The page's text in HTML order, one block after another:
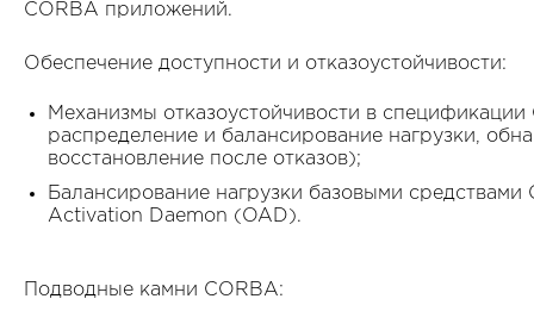
CORBA приложений.
Обеспечение доступности и отказоустойчивости:
Механизмы отказоустойчивости в
распределение и балансирование нагрузки,
восстановление после отказов);
Балансирование нагрузки базовыми
Activation Daemon (OAD).
Подводные камни CORBA: